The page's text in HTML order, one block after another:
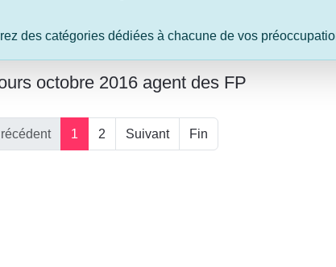
des catégories dédiées à chacune de vos
octobre 2016 agent des FP
1 2 Suivant Fin